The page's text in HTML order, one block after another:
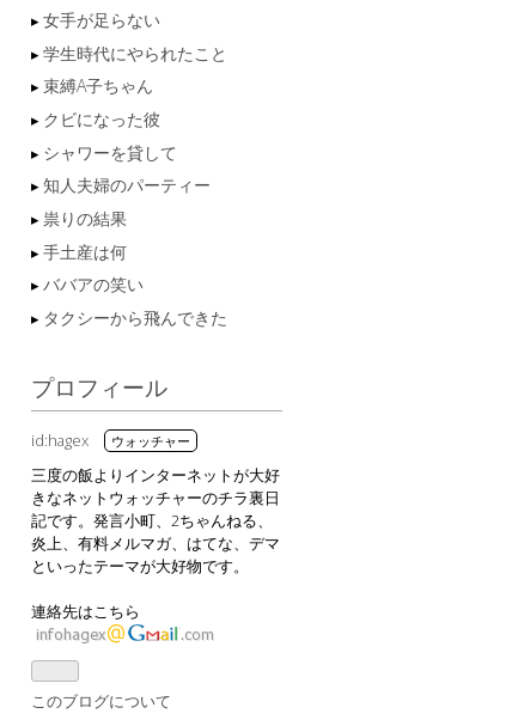
女手が足らない
学生時代にやられたこと
束縛A子ちゃん
クビになった彼
シャワーを貸して
知人夫婦のパーティー
祟りの結果
手土産は何
ババアの笑い
タクシーから飛んできた
プロフィール
id:hagex
三度の飯よりインターネットが大好
きなネットウォッチャーのチラ裏日
記です。発言小町、2ちゃんねる、
炎上、有料メルマガ、はてな、デマ
といったテーマが大好物です。
連絡先はこちら
このブログについて